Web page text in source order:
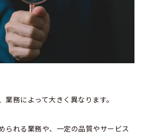
務によって大きく異なります。
られる業務や、一定の品質やサービス